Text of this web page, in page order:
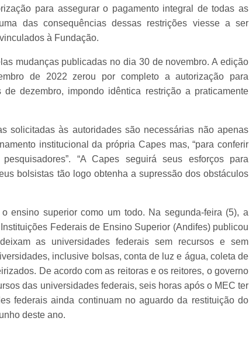
para assegurar o pagamento integral de todas as
das consequências dessas restrições viesse a ser
à Fundação.
mudanças publicadas no dia 30 de novembro. A edição
de 2022 zerou por completo a autorização para
dezembro, impondo idêntica restrição a praticamente
solicitadas às autoridades são necessárias não apenas
institucional da própria Capes mas, “para conferir
“A Capes seguirá seus esforços para
bolsistas tão logo obtenha a supressão dos obstáculos
ensino superior como um todo. Na segunda-feira (5), a
Federais de Ensino Superior (Andifes) publicou
as universidades federais sem recursos e sem
inclusive bolsas, conta de luz e água, coleta de
De acordo com as reitoras e os reitores, o governo
das universidades federais, seis horas após o MEC ter
federais ainda continuam no aguardo da restituição do
deste ano.